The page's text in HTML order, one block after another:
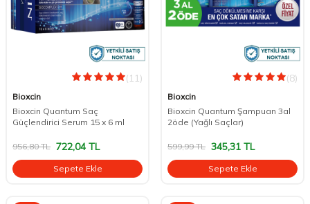
(11)
Bioxcin
Bioxcin Quantum Saç
Güçlendirici Serum 15 x 6 ml
956,80TL 722,04 TL
Sepete Ekle
(8)
Bioxcin
Bioxcin Quantum Şampuan 3al
2öde (Yağlı Saçlar)
599,99TL 345,31 TL
Sepete Ekle